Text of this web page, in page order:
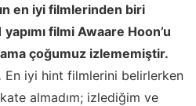
en iyi filmlerinden biri
filmi Awaare Hoon’u
çoğumuz izlememiştir.
En iyi hint filmlerini belirlerken
almadım; izlediğim ve